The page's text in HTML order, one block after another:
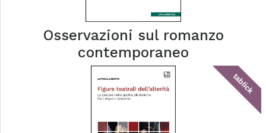
Osservazioni sul romanzo
contemporaneo
tablick